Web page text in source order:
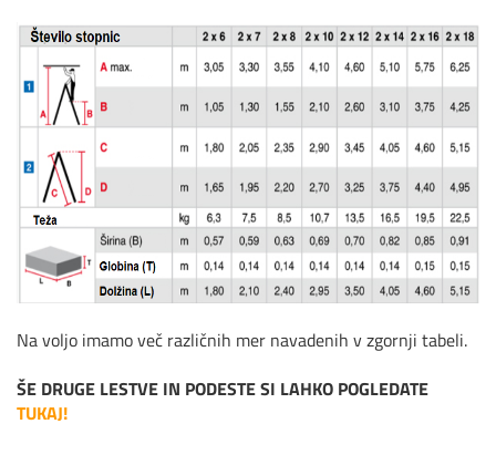
Na voljo imamo več različnih mer navadenih v zgornji tabeli.
ŠE DRUGE LESTVE IN PODESTE SI LAHKO POGLEDATE
TUKAJ!